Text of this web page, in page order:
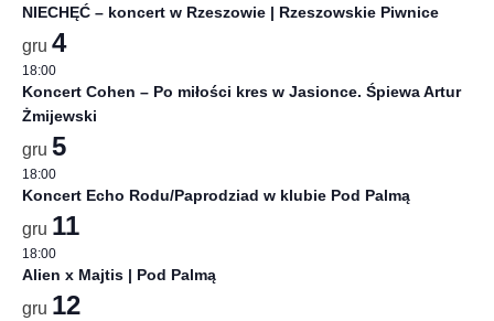
NIECHĘĆ – koncert w Rzeszowie | Rzeszowskie Piwnice
gru 4
18:00
Koncert Cohen – Po miłości kres w Jasionce. Śpiewa Artur
Żmijewski
gru 5
18:00
Koncert Echo Rodu/Paprodziad w klubie Pod Palmą
gru 11
18:00
Alien x Majtis | Pod Palmą
gru 12